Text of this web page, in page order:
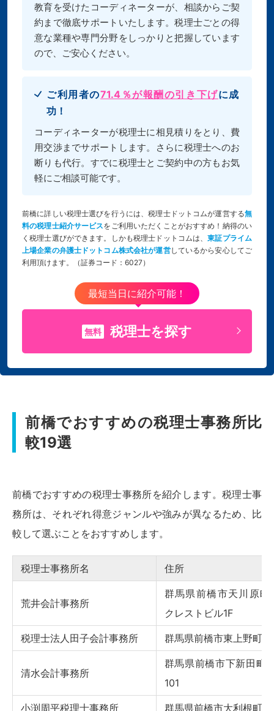
教育を受けたコーディネーターが、相談からご契
約まで徹底サポートいたします。税理士ごとの得
意な業種や専門分野をしっかりと把握しています
ので、ご安心ください。
ご利用者の71.4％が報酬の引き下げに成
功！
コーディネーターが税理士に相見積りをとり、費
用交渉までサポートします。さらに税理士へのお
断りも代行。すでに税理士とご契約中の方もお気
軽にご相談可能です。
前橋に詳しい税理士選びを行うには、税理士ドットコムが運営する無
料の税理士紹介サービスをご利用いただくことがおすすめ！納得のい
く税理士選びができます。しかも税理士ドットコムは、東証プライム
上場企業の弁護士ドットコム株式会社が運営しているから安心してご
利用頂けます。（証券コード：6027）
最短当日に紹介可能！
無料 税理士を探す
前橋でおすすめの税理士事務所比
較19選
前橋でおすすめの税理士事務所を紹介します。税理士事
務所は、それぞれ得意ジャンルや強みが異なるため、比
較して選ぶことをおすすめします。
税理士事務所名 住所
荒井会計事務所
群馬県前橋市天川原町
クレストビル1F
税理士法人田子会計事務所 群馬県前橋市東上野町94
清水会計事務所
群馬県前橋市下新田町
101
小渕周平税理士事務所 群馬県前橋市大利根町